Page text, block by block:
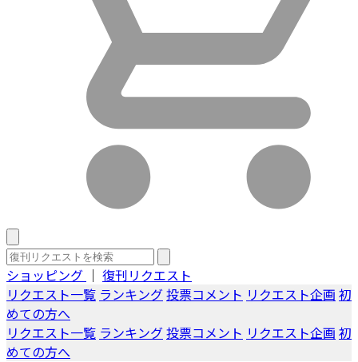
ショッピング ｜ 復刊リクエスト
リクエスト一覧 ランキング投票コメント リクエスト企画 初
めての方へ
リクエスト一覧 ランキング投票コメント リクエスト企画 初
めての方へ